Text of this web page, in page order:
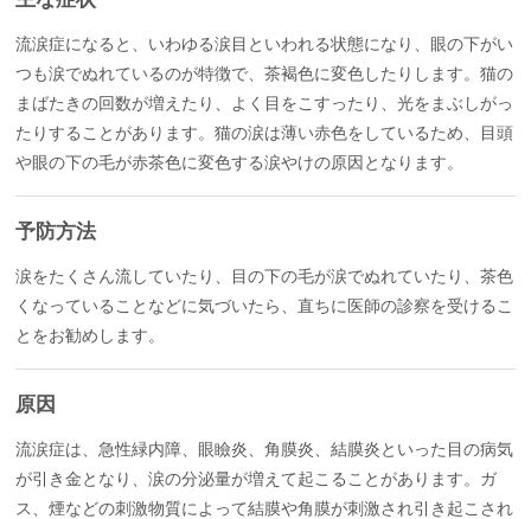
流涙症になると、いわゆる涙目といわれる状態になり、眼の下がい
つも涙でぬれているのが特徴で、茶褐色に変色したりします。猫の
まばたきの回数が増えたり、よく目をこすったり、光をまぶしがっ
たりすることがあります。猫の涙は薄い赤色をしているため、目頭
や眼の下の毛が赤茶色に変色する涙やけの原因となります。
予防方法
涙をたくさん流していたり、目の下の毛が涙でぬれていたり、茶色
くなっていることなどに気づいたら、直ちに医師の診察を受けるこ
とをお勧めします。
原因
流涙症は、急性緑内障、眼瞼炎、角膜炎、結膜炎といった目の病気
が引き金となり、涙の分泌量が増えて起こることがあります。ガ
ス、煙などの刺激物質によって結膜や角膜が刺激され引き起こされ